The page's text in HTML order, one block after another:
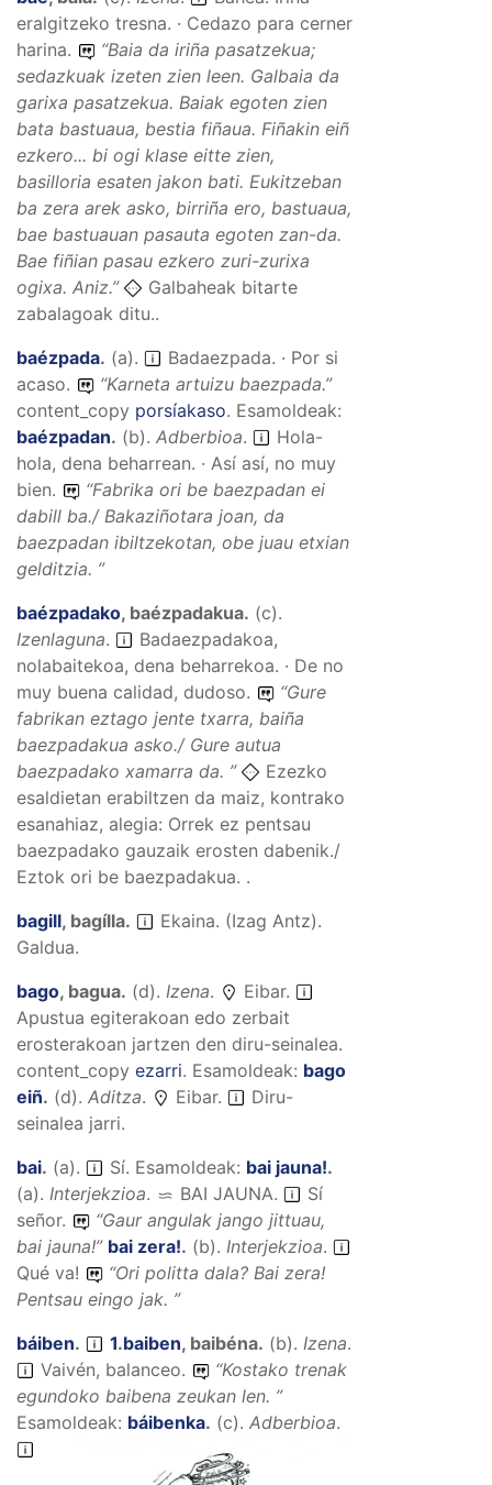
eralgitzeko tresna. · Cedazo para cerner
harina.
“Baia da iriña pasatzekua;
sedazkuak izeten zien leen. Galbaia da
garixa pasatzekua. Baiak egoten zien
bata bastuaua, bestia fiñaua. Fiñakin eiñ
ezkero... bi ogi klase eitte zien,
basilloria esaten jakon bati. Eukitzeban
ba zera arek asko, birriña ero, bastuaua,
bae bastuauan pasauta egoten zan-da.
Bae fiñian pasau ezkero zuri-zurixa
ogixa. Aniz.”
Galbaheak bitarte
zabalagoak ditu..
baézpada. (a).
Badaezpada. · Por si
acaso.
“Karneta artuizu baezpada.”
content_copy porsíakaso. Esamoldeak:
baézpadan. (b). Adberbioa.
Hola-
hola, dena beharrean. · Así así, no muy
bien.
“Fabrika ori be baezpadan ei
dabill ba./ Bakaziñotara joan, da
baezpadan ibiltzekotan, obe juau etxian
gelditzia. ”
baézpadako, baézpadakua. (c).
Izenlaguna.
Badaezpadakoa,
nolabaitekoa, dena beharrekoa. · De no
muy buena calidad, dudoso.
“Gure
fabrikan eztago jente txarra, baiña
baezpadakua asko./ Gure autua
baezpadako xamarra da. ”
Ezezko
esaldietan erabiltzen da maiz, kontrako
esanahiaz, alegia: Orrek ez pentsau
baezpadako gauzaik erosten dabenik./
Eztok ori be baezpadakua. .
bagill, bagílla.
Ekaina. (Izag Antz).
Galdua.
bago, bagua. (d). Izena.
Eibar.
Apustua egiterakoan edo zerbait
erosterakoan jartzen den diru-seinalea.
content_copy ezarri. Esamoldeak: bago
eiñ. (d). Aditza. Eibar.
Diru-
seinalea jarri.
bai. (a). Sí. Esamoldeak: bai jauna!.
(a). Interjekzioa. BAI JAUNA.
Sí
señor.
“Gaur angulak jango jittuau,
bai jauna!” bai zera!. (b). Interjekzioa.
Qué va!
“Ori politta dala? Bai zera!
Pentsau eingo jak. ”
báiben. 1.baiben, baibéna. (b). Izena.
Vaivén, balanceo.
“Kostako trenak
egundoko baibena zeukan len. ”
Esamoldeak: báibenka. (c). Adberbioa.